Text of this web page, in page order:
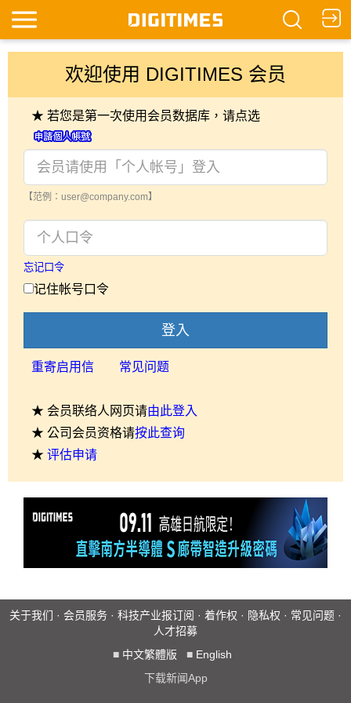
欢迎使用 DIGITIMES 会员
★ 若您是第一次使用会员数据库，请点选
【范例：user@company.com】
忘记口令
记住帐号口令
登入
重寄启用信 常见问题
★ 会员联络人网页请由此登入
★ 公司会员资格请按此查询
★ 评估申请
关于我们 · 会员服务 · 科技产业报订阅 · 着作权 · 隐私权 · 常见问题 ·
人才招募
■ 中文繁體版 ■ English
下载新闻App